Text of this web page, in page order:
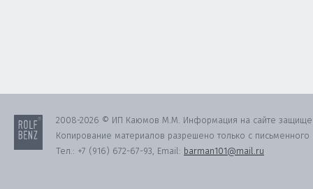
2008-2026 © ИП Каюмов М.М. Информация на сайте
Копирование материалов разрешено только с письменного
Тел.: +7 (916) 672-67-93, Email: barman101@mail.ru